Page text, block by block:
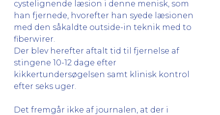
cystelignende læsion i denne menisk, som
han fjernede, hvorefter han syede læsionen
med den såkaldte outside-in teknik med to
fiberwirer.
Der blev herefter aftalt tid til fjernelse af
stingene 10-12 dage efter
kikkertundersøgelsen samt klinisk kontrol
efter seks uger.
Det fremgår ikke af journalen, at der i